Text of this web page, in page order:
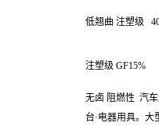
低翘曲 注塑级
注塑级 GF15%
无卤 阻燃性 汽
台·电器用具。大